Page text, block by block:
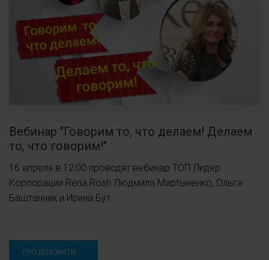
Вебинар "Говорим то, что делаем! Делаем
то, что говорим!"
16 апреля в 12:00 проводят вебинар ТОП Лидер
Корпорации Rena Rosh Людмила Мартыненко, Ольга
Баштанник и Ирина Бут
ПРОДОВЖИТИ ...